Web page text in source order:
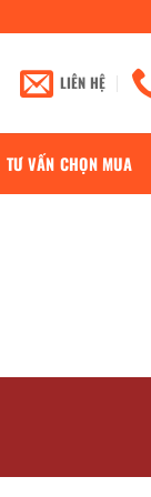
LIÊN HỆ
TƯ VẤN CHỌN MUA